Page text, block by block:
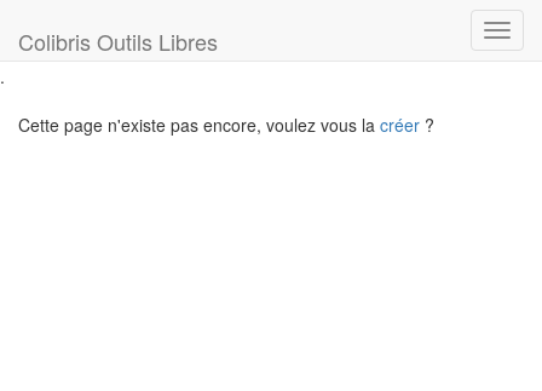
Colibris Outils Libres
.
Cette page n'existe pas encore, voulez vous la créer ?